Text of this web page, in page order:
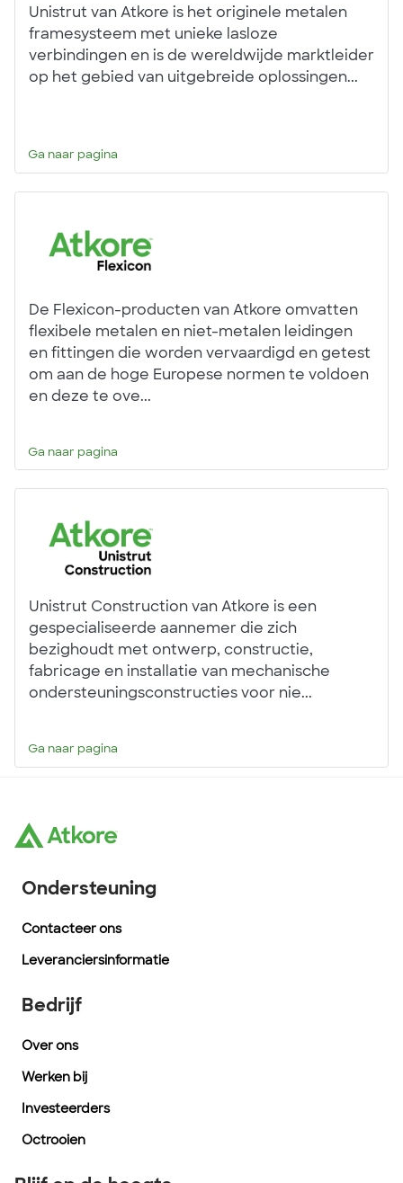
Unistrut van Atkore is het originele metalen
framesysteem met unieke lasloze
verbindingen en is de wereldwijde marktleider
op het gebied van uitgebreide oplossingen...
Ga naar pagina
De Flexicon-producten van Atkore omvatten
flexibele metalen en niet-metalen leidingen
en fittingen die worden vervaardigd en getest
om aan de hoge Europese normen te voldoen
en deze te ove...
Ga naar pagina
Unistrut Construction van Atkore is een
gespecialiseerde aannemer die zich
bezighoudt met ontwerp, constructie,
fabricage en installatie van mechanische
ondersteuningsconstructies voor nie...
Ga naar pagina
Ondersteuning
Contacteer ons
Leveranciersinformatie
Bedrijf
Over ons
Werken bij
Investeerders
Octrooien